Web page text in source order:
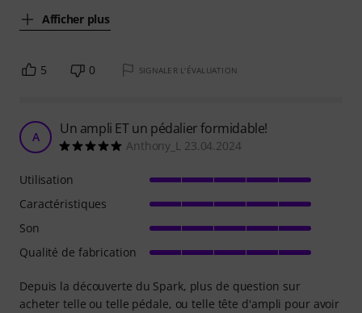
Afficher plus
5 0 SIGNALER L'ÉVALUATION
A Un ampli ET un pédalier formidable!
Anthony_L 23.04.2024
Depuis la découverte du Spark, plus de question sur
acheter telle ou telle pédale, ou telle tête d'ampli pour avoir
Utilisation
Caractéristiques
Son
Qualité de fabrication